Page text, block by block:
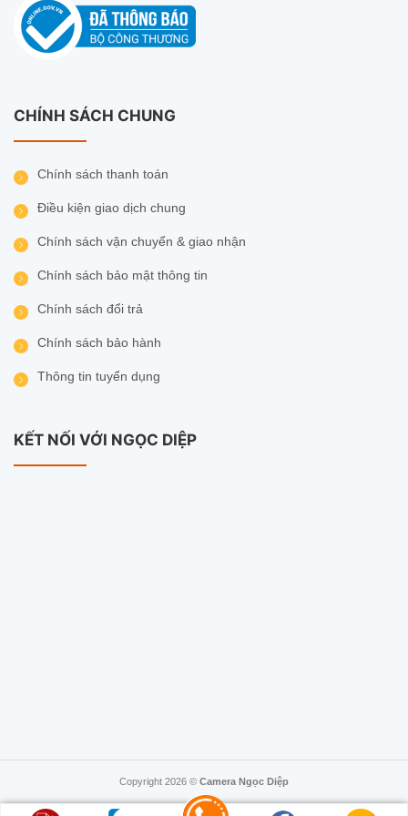
– Chất liệu vỏ plastic.
– Chứng nhận: CE, UKCA
TÍNH NĂNG NỔI BẬT:
CHÍNH SÁCH CHUNG
Chính sách thanh toán
Điều kiện giao dịch chung
Chính sách vận chuyển & giao nhận
Chính sách bảo mật thông tin
Chính sách đổi trả
Chính sách bảo hành
Thông tin tuyển dụng
KẾT NỐI VỚI NGỌC DIỆP
Copyright 2026 © Camera Ngọc Diệp